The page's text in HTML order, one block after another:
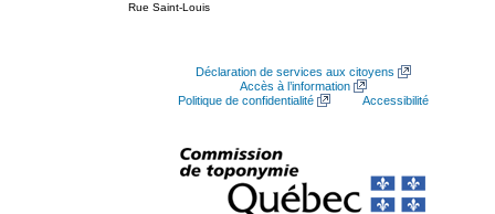
Rue Saint-Louis
Déclaration de services aux citoyens
Accès à l’information
Politique de confidentialité
Accessibilité